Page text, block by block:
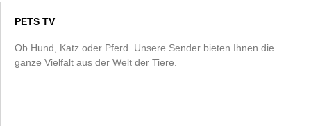
PETS TV
Ob Hund, Katz oder Pferd. Unsere Sender bieten Ihnen die
ganze Vielfalt aus der Welt der Tiere.